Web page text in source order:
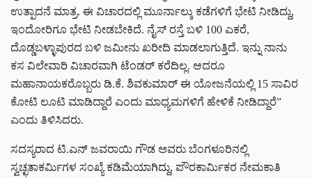
ಉತ್ಪಾದನೆ ಮಾತ್ರ. ಈ ವಿಚಾರದಲ್ಲಿ ಮೂರ್ನಾಲ್ಕು ಕಡೆಗಳಿಗೆ ಭೇಟಿ ನೀಡಿದ್ದು,
ಇಂದೋರಿಗೂ ಭೇಟಿ ನೀಡಬೇಕಿದೆ. ನೈಸ್ ರಸ್ತೆ ಬಳಿ 100 ಎಕರೆ,
ದೊಡ್ಡಬಳ್ಳಾಪುರದ ಬಳಿ ಜಮೀನು ಖರೀದಿ ಮಾಡಲಾಗುತ್ತಿದೆ. ಇನ್ನು ನಾನು
ಕಸ ವಿಲೇವಾರಿ ವಿಚಾರವಾಗಿ ಟೆಂಡರ್ ಕರೆದಿಲ್ಲ. ಆದರೂ
ಮಹಾನಾಯಕರೊಬ್ಬರು ಡಿ.ಕೆ. ಶಿವಕುಮಾರ್ ಈ ಯೋಜನೆಯಲ್ಲಿ 15 ಸಾವಿರ
ಕೋಟಿ ಲೂಟಿ ಮಾಡಿದ್ದಾರೆ ಎಂದು ಮಾಧ್ಯಮಗಳಿಗೆ ಹೇಳಿಕೆ ನೀಡಿದ್ದಾರೆ”
ಎಂದು ತಿಳಿಸಿದರು.
ಸದಸ್ಯರಾದ ಟಿ.ಎನ್ ಜವರಾಯಿ ಗೌಡ ಅವರು ಬೆಂಗಳೂರಿನಲ್ಲಿ
ಸ್ವಚ್ಛತಾಕರ್ಮಿಗಳ ಸಂಖ್ಯೆ ಕಡಿಮೆಯಾಗಿದ್ದು, ಪೌರಕಾರ್ಮಿಕರ ನೇಮಕಾತಿ